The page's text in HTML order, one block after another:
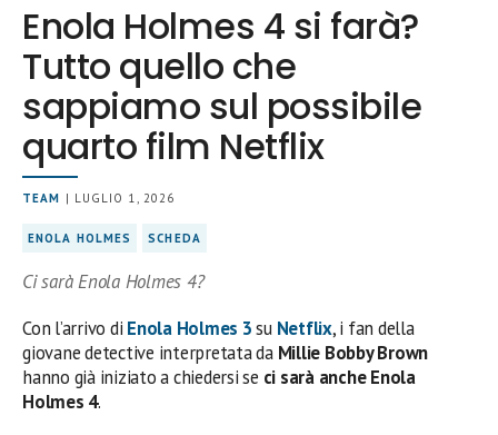
Enola Holmes 4 si farà?
Tutto quello che
sappiamo sul possibile
quarto film Netflix
TEAM | LUGLIO 1, 2026
ENOLA HOLMES SCHEDA
Ci sarà Enola Holmes 4?
Con l’arrivo di Enola Holmes 3su Netflix, i fan della
giovane detective interpretata da Millie Bobby Brown
hanno già iniziato a chiedersi se ci sarà anche Enola
Holmes 4.